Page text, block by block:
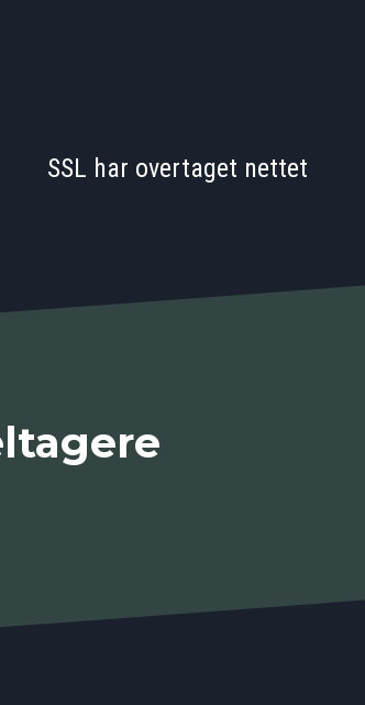
SSL har overtaget nettet